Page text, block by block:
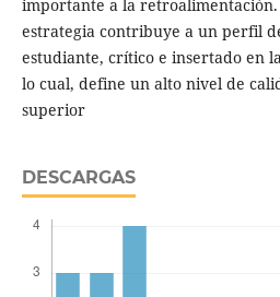
importante a la retroalimentación.
estrategia contribuye a un perfil
estudiante, crítico e insertado en
lo cual, define un alto nivel de
superior
DESCARGAS